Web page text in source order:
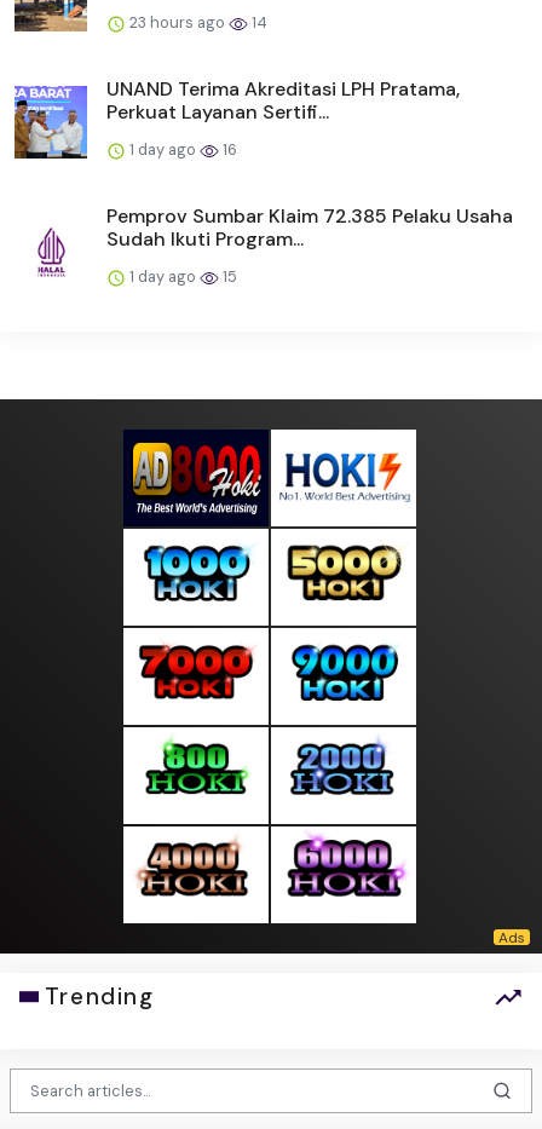
23 hours ago 14
UNAND Terima Akreditasi LPH Pratama,
Perkuat Layanan Sertifi...
1 day ago 16
Pemprov Sumbar Klaim 72.385 Pelaku Usaha
Sudah Ikuti Program...
1 day ago 15
Trending